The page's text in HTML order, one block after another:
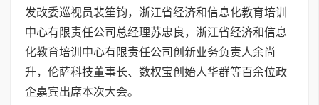
发改委巡视员裴笙钧，浙江省经济和信息化教育培训
中心有限责任公司总经理苏忠良，浙江省经济和信息
化教育培训中心有限责任公司创新业务负责人余尚
升，伦萨科技董事长、数权宝创始人华群等百余位政
企嘉宾出席本次大会。